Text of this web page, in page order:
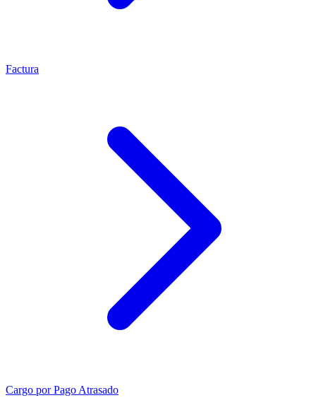
Factura
Cargo por Pago Atrasado